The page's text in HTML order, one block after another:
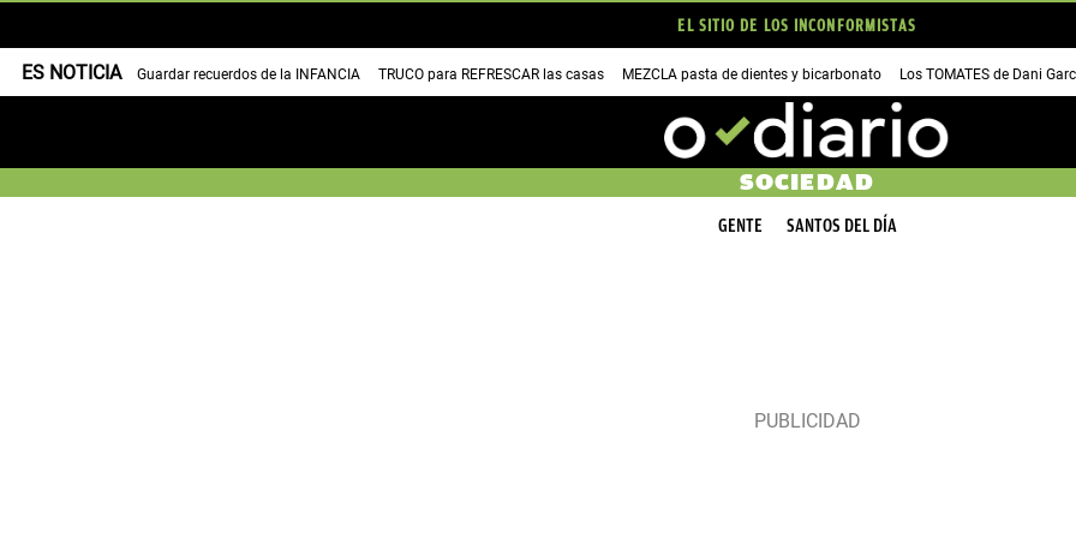
EL SITIO DE LOS INCONFORMISTAS
ES NOTICIA Guardar recuerdos de la INFANCIA TRUCO para REFRESCAR las casas MEZCLA pasta de dientes y bicarbonato Los TOMATES de Dani
SOCIEDAD
GENTE SANTOS DEL DÍA